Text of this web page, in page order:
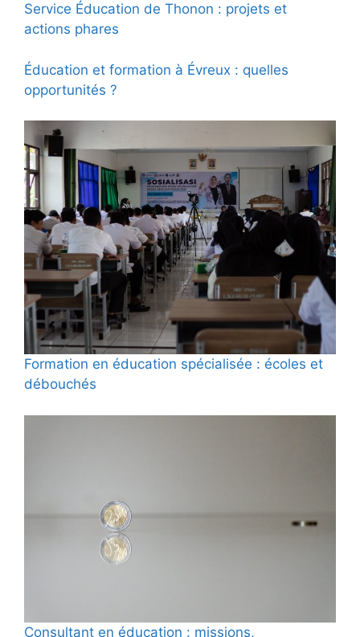
Service Éducation de Thonon : projets et
actions phares
Éducation et formation à Évreux : quelles
opportunités ?
Formation en éducation spécialisée : écoles et
débouchés
Consultant en éducation : missions,